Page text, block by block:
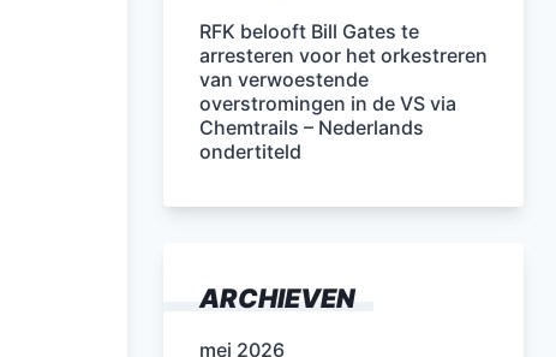
RFK belooft Bill Gates te
arresteren voor het orkestreren
van verwoestende
overstromingen in de VS via
Chemtrails – Nederlands
ondertiteld
ARCHIEVEN
mei 2026